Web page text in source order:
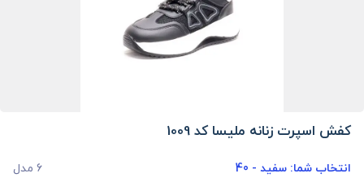
کفش اسپرت زنانه ملیسا کد 1009
انتخاب شما: سفید - 40 6 مدل